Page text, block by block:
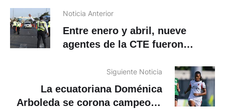
Noticia Anterior
Entre enero y abril, nueve
agentes de la CTE fueron
Siguiente Noticia
La ecuatoriana Doménica
Arboleda se corona campeona